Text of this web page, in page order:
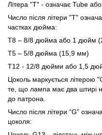
Літера "Т" - означає Tube
Число після літери "Т"
частках дюйма:
Т8 – 8/8 дюйма або 1 дюйм
Т5 – 5/8 дюйма (15,9 мм)
Т12 - 12/8 дюйми або 1,5
Цоколь маркується літерою
те, що лампа має два штирі
до патрона.
Число після літери “G”
цоколя: